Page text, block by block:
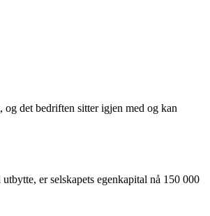
og det bedriften sitter igjen med og kan
er selskapets egenkapital nå 150 000